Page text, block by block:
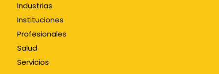
Industrias
Instituciones
Profesionales
Salud
Servicios